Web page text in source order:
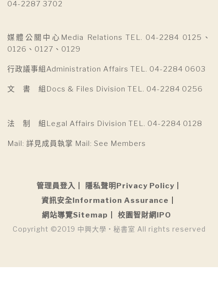
04-2287 3702
媒體公關中心Media Relations TEL. 04-2284 0125、
0126、0127、0129
行政議事組Administration Affairs TEL. 04-2284 0603
文 書 組Docs & Files Division TEL. 04-2284 0256
法 制 組Legal Affairs Division TEL. 04-2284 0128
Mail: 詳見成員執掌 Mail: See Members
管理員登入
隱私聲明Privacy Policy
資訊安全Information Assurance
網站導覽Sitemap
校園智財網IPO
Copyright ©2019 中興大學 • 秘書室 All rights reserved